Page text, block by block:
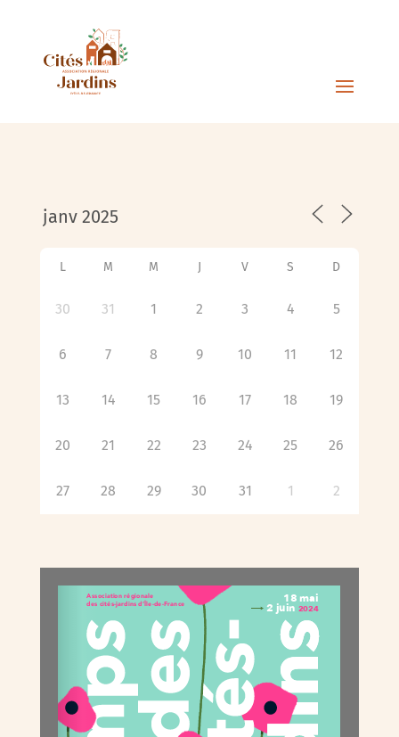
L M M J V S D
30 31 1 2 3 4 5
6 7 8 9 10 11 12
13 14 15 16 17 18 19
20 21 22 23 24 25 26
27 28 29 30 31 1 2